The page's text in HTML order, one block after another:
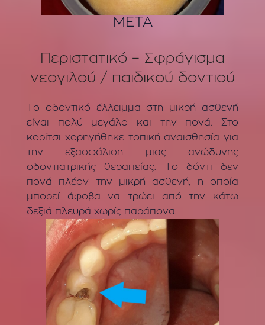
ΜΕΤΑ
Περιστατικό – Σφράγισμα
νεογιλού / παιδικού δοντιού
Το οδοντικό έλλειμμα στη μικρή ασθενή
είναι πολύ μεγάλο και την πονά. Στο
κορίτσι χορηγήθηκε τοπική αναισθησία για
την εξασφάλιση μιας ανώδυνης
οδοντιατρικής θεραπείας. Το δόντι δεν
πονά πλέον την μικρή ασθενή, η οποία
μπορεί άφοβα να τρώει από την κάτω
δεξιά πλευρά χωρίς παράπονα.